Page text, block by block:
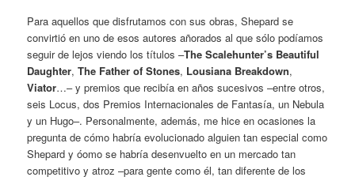
Para aquellos que disfrutamos con sus obras, Shepard se
convirtió en uno de esos autores añorados al que sólo podíamos
seguir de lejos viendo los títulos –The Scalehunter’s Beautiful
Daughter,The Father of Stones, Lousiana Breakdown,
Viator…– y premios que recibía en años sucesivos –entre otros,
seis Locus, dos Premios Internacionales de Fantasía, un Nebula
y un Hugo–. Personalmente, además, me hice en ocasiones la
pregunta de cómo habría evolucionado alguien tan especial como
Shepard y óomo se habría desenvuelto en un mercado tan
competitivo y atroz –para gente como él, tan diferente de los